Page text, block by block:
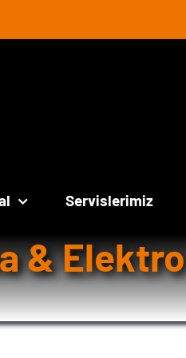
Servislerimiz
& Elektro